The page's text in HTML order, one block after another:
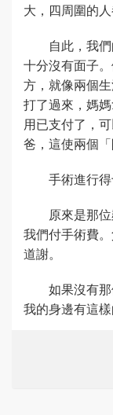
大，四周圍的人
自此，我
十分沒有面子
方，就像兩個
打了過來，媽
用已支付了，
爸，這使兩個
手術進行
原來是那
我們付手術費
道謝。
如果沒有
我的身邊有這